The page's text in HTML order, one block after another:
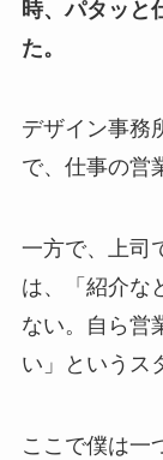
時、パタッと
た。
デザイン事務
で、仕事の営
一方で、上司
は、「紹介な
ない。自ら営
い」というス
ここで僕は一